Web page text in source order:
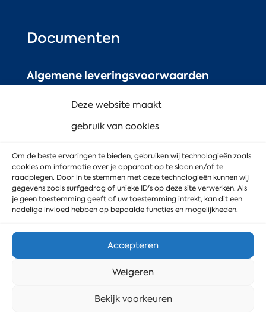
Deze website maakt
gebruik van cookies
Om de beste ervaringen te bieden, gebruiken wij technologieën zoals
cookies om informatie over je apparaat op te slaan en/of te
raadplegen. Door in te stemmen met deze technologieën kunnen wij
gegevens zoals surfgedrag of unieke ID's op deze site verwerken. Als
je geen toestemming geeft of uw toestemming intrekt, kan dit een
nadelige invloed hebben op bepaalde functies en mogelijkheden.
Accepteren
Weigeren
Bekijk voorkeuren
Documenten
Algemene leveringsvoorwaarden
WKA-verklaring (MD Service B.V.)
WKA-verklaring (MD Service
Beveiliging & IT B.V.)
Stuur ons een bericht